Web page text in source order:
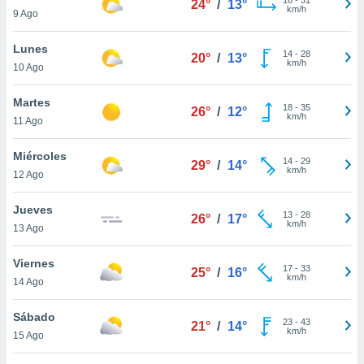
más
nuestra
y
de
disponible
cookies
aceptar
9 Ago
24° / 13°
km/h
Lunes
10 Ago
20° / 13° 14- 28
km/h
Martes
11 Ago
26° / 12° 18- 35
km/h
Miércoles
12 Ago
29° / 14° 14- 29
km/h
Jueves
13 Ago
26° / 17° 13- 28
km/h
Viernes
14 Ago
25° / 16° 17- 33
km/h
Sábado
15 Ago
21° / 14° 23- 43
km/h